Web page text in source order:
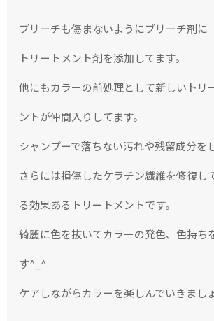
ブリーチも傷まないようにブリーチ剤に
トリートメント剤を添加してます。
他にもカラーの前処理として新しいトリ
ントが仲間入りしてます。
シャンプーで落ちない汚れや残留成分を
さらには損傷したケラチン繊維を修復し
る効果あるトリートメントです。
綺麗に色を抜いてカラーの発色、色持ち
す^_^
ケアしながらカラーを楽しんでいきまし